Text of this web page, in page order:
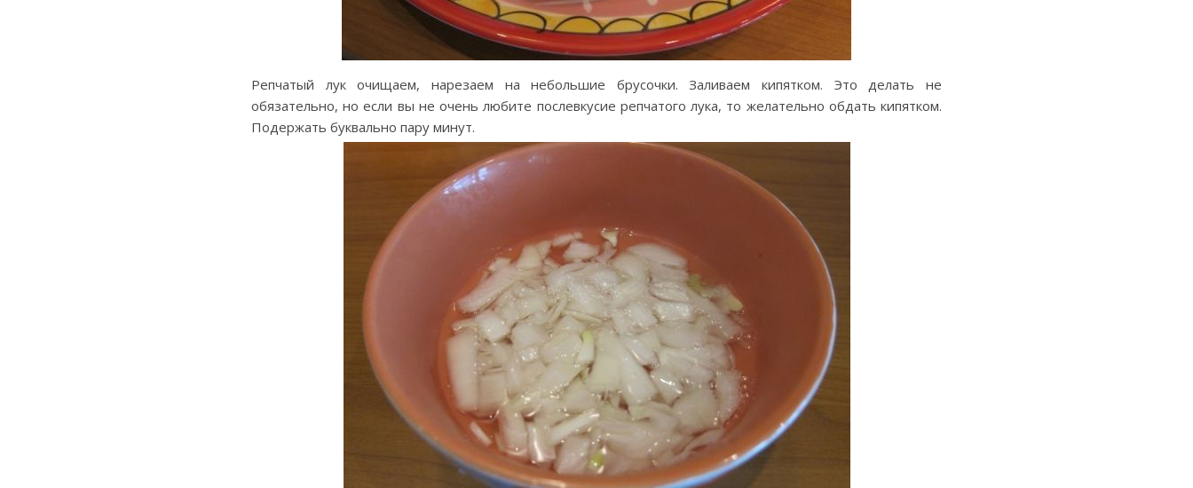
Репчатый лук очищаем, нарезаем на небольшие брусочки. Заливаем кипятком. Это делать не
обязательно, но если вы не очень любите послевкусие репчатого лука, то желательно обдать кипятком.
Подержать буквально пару минут.